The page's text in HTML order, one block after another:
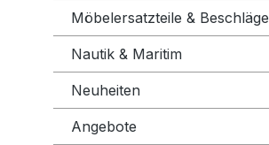
Möbelersatzteile & Beschläge
Nautik & Maritim
Neuheiten
Angebote